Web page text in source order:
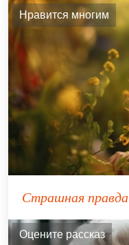
Нравится многим
Страшная правда
Оцените рассказ